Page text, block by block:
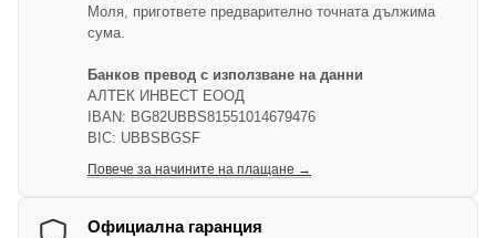
Моля, пригответе предварително точната дължима
сума.
Банков превод с използване на данни
АЛТЕК ИНВЕСТ ЕООД
IBAN: BG82UBBS81551014679476
BIC: UBBSBGSF
Повече за начините на плащане →
Официална гаранция